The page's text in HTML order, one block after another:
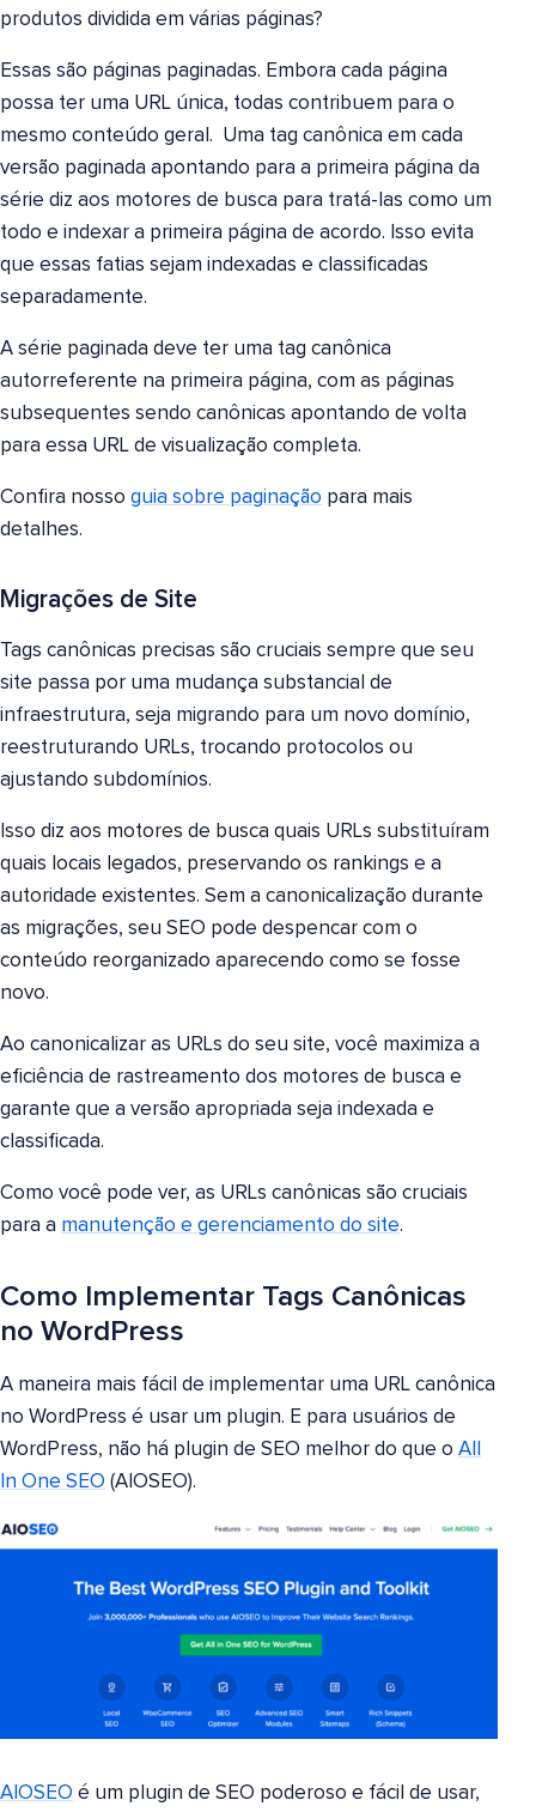
produtos dividida em várias páginas?
Essas são páginas paginadas. Embora cada página
possa ter uma URL única, todas contribuem para o
mesmo conteúdo geral. Uma tag canônica em cada
versão paginada apontando para a primeira página da
série diz aos motores de busca para tratá-las como um
todo e indexar a primeira página de acordo. Isso evita
que essas fatias sejam indexadas e classificadas
separadamente.
A série paginada deve ter uma tag canônica
autorreferente na primeira página, com as páginas
subsequentes sendo canônicas apontando de volta
para essa URL de visualização completa.
Confira nosso guia sobre paginação para mais
detalhes.
Migrações de Site
Tags canônicas precisas são cruciais sempre que seu
site passa por uma mudança substancial de
infraestrutura, seja migrando para um novo domínio,
reestruturando URLs, trocando protocolos ou
ajustando subdomínios.
Isso diz aos motores de busca quais URLs substituíram
quais locais legados, preservando os rankings e a
autoridade existentes. Sem a canonicalização durante
as migrações, seu SEO pode despencar com o
conteúdo reorganizado aparecendo como se fosse
novo.
Ao canonicalizar as URLs do seu site, você maximiza a
eficiência de rastreamento dos motores de busca e
garante que a versão apropriada seja indexada e
classificada.
Como você pode ver, as URLs canônicas são cruciais
para a manutenção e gerenciamento do site.
Como Implementar Tags Canônicas
no WordPress
A maneira mais fácil de implementar uma URL canônica
no WordPress é usar um plugin. E para usuários de
WordPress, não há plugin de SEO melhor do que o All
In One SEO (AIOSEO).
AIOSEO é um plugin de SEO poderoso e fácil de usar,